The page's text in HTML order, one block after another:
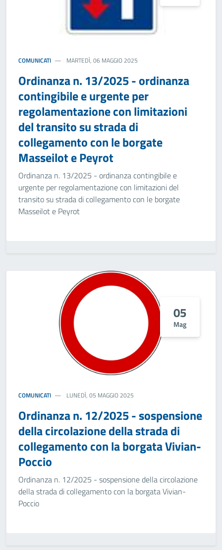
COMUNICATI MARTEDÌ, 06 MAGGIO 2025
Ordinanza n. 13/2025 - ordinanza
contingibile e urgente per
regolamentazione con limitazioni
del transito su strada di
collegamento con le borgate
Masseilot e Peyrot
Ordinanza n. 13/2025 - ordinanza contingibile e
urgente per regolamentazione con limitazioni del
transito su strada di collegamento con le borgate
Masseilot e Peyrot
05
Mag
COMUNICATI LUNEDÌ, 05 MAGGIO 2025
Ordinanza n. 12/2025 - sospensione
della circolazione della strada di
collegamento con la borgata Vivian-
Poccio
Ordinanza n. 12/2025 - sospensione della circolazione
della strada di collegamento con la borgata Vivian-
Poccio